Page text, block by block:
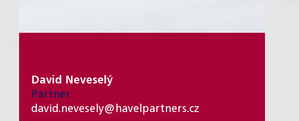
David Neveselý
Partner
david.nevesely@havelpartners.cz